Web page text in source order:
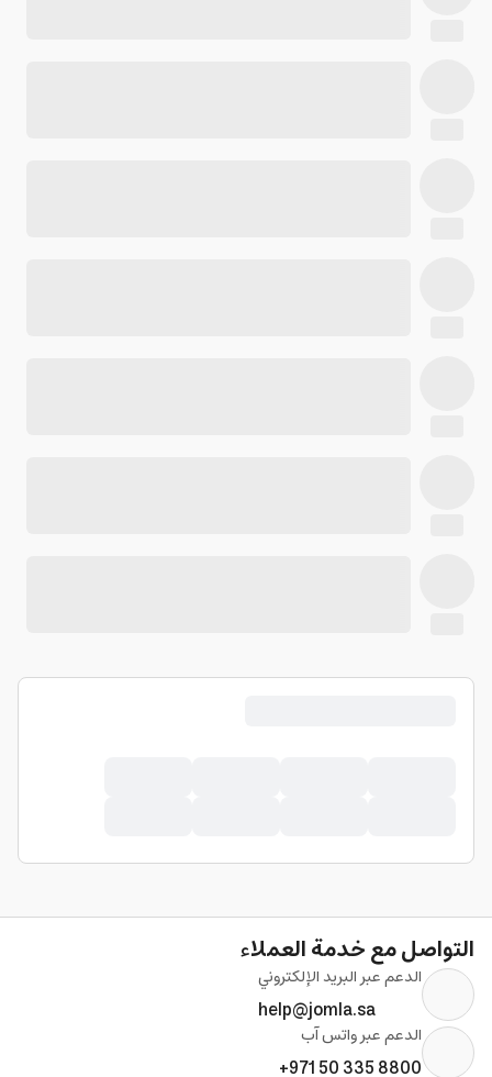
التواصل مع خدمة العملاء
الدعم عبر البريد الإلكتروني
help@jomla.sa
الدعم عبر واتس آب
+971 50 335 8800